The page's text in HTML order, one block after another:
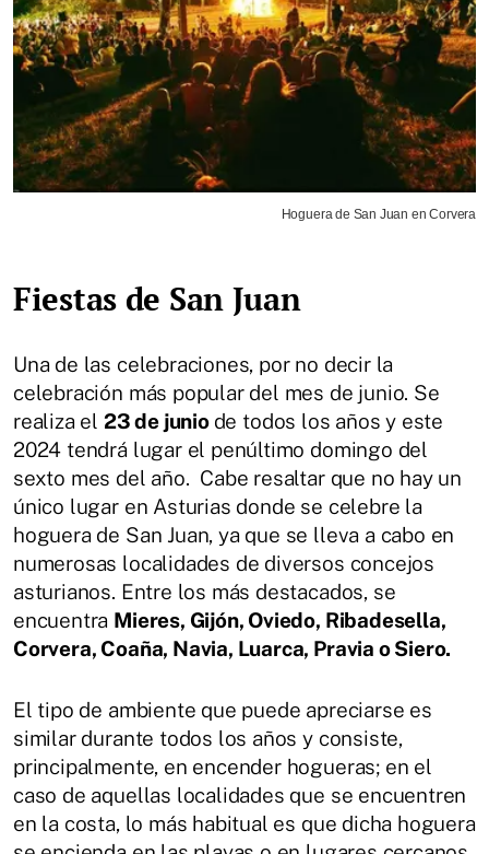
Hoguera de San Juan en Corvera
Fiestas de San Juan
Una de las celebraciones, por no decir la
celebración más popular del mes de junio. Se
realiza el 23 de junio de todos los años y este
2024 tendrá lugar el penúltimo domingo del
sexto mes del año. Cabe resaltar que no hay un
único lugar en Asturias donde se celebre la
hoguera de San Juan, ya que se lleva a cabo en
numerosas localidades de diversos concejos
asturianos. Entre los más destacados, se
encuentra Mieres, Gijón, Oviedo, Ribadesella,
Corvera, Coaña, Navia, Luarca, Pravia o Siero.
El tipo de ambiente que puede apreciarse es
similar durante todos los años y consiste,
principalmente, en encender hogueras; en el
caso de aquellas localidades que se encuentren
en la costa, lo más habitual es que dicha hoguera